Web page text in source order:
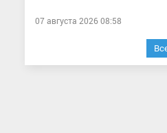
07 августа 2026 08:58